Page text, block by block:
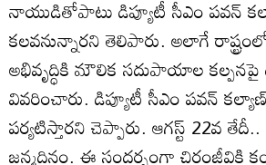
నాయుడితోపాటు డిప్యూటీ సీఎం పవన్
కలవనున్నారని తెలిపారు. అలాగే
అభివృద్ధికి మౌలిక సదుపాయాల కల్పనపై
వివరించారు. డిప్యూటీ సీఎం పవన్
పర్యటిస్తారని చెప్పారు. ఆగస్ట్ 22వ
జన్మదినం. ఈ సందర్భంగా చిరంజీవికి